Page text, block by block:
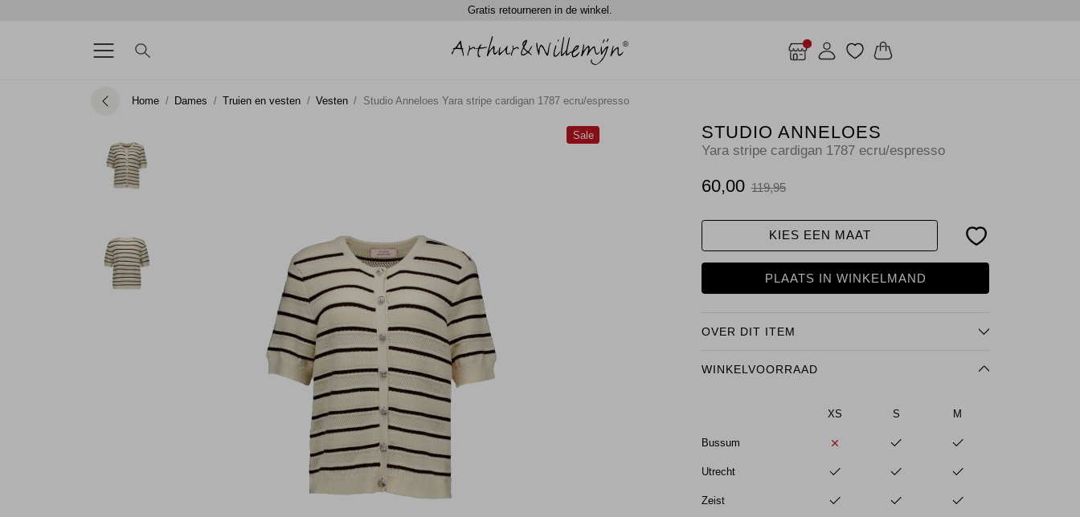
Gratis retourneren in de winkel.
Home Dames Truien en vesten Vesten Studio Anneloes Yara stripe cardigan 1787 ecru/espresso
Sale STUDIO ANNELOES
Yara stripe cardigan 1787 ecru/espresso
60,00 119,95
KIES EEN MAAT
PLAATS IN WINKELMAND
OVER DIT ITEM
WINKELVOORRAAD
XS S M
Bussum
Utrecht
Zeist